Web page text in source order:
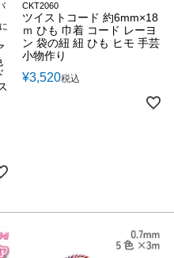
CKT2060
ツイストコード 約6mm×18
ｍ ひも 巾着 コード レーヨ
ン 袋の紐 紐 ひも ヒモ 手芸
小物作り
¥3,520税込